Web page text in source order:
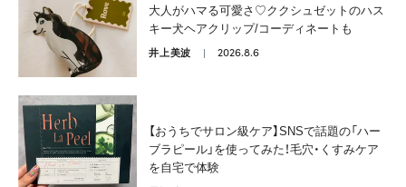
大人がハマる可愛さ♡ククシュゼットのハス
キー犬ヘアクリップ/コーディネートも
井上美波 2026.8.6
【おうちでサロン級ケア】SNSで話題の「ハー
ブラピール」を使ってみた！毛穴・くすみケア
を自宅で体験